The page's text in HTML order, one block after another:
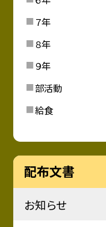
７年
８年
９年
部活動
給食
配布文書
お知らせ